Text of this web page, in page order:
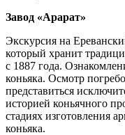
Завод «Арарат»
Экскурсия на
который хранит
с 1887 года.
коньяка. Осмотр
представиться
историей коньячного
стадиях изготовления
коньяка.